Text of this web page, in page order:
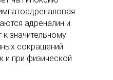
адреналин и
значительному
сокращений
и при физической